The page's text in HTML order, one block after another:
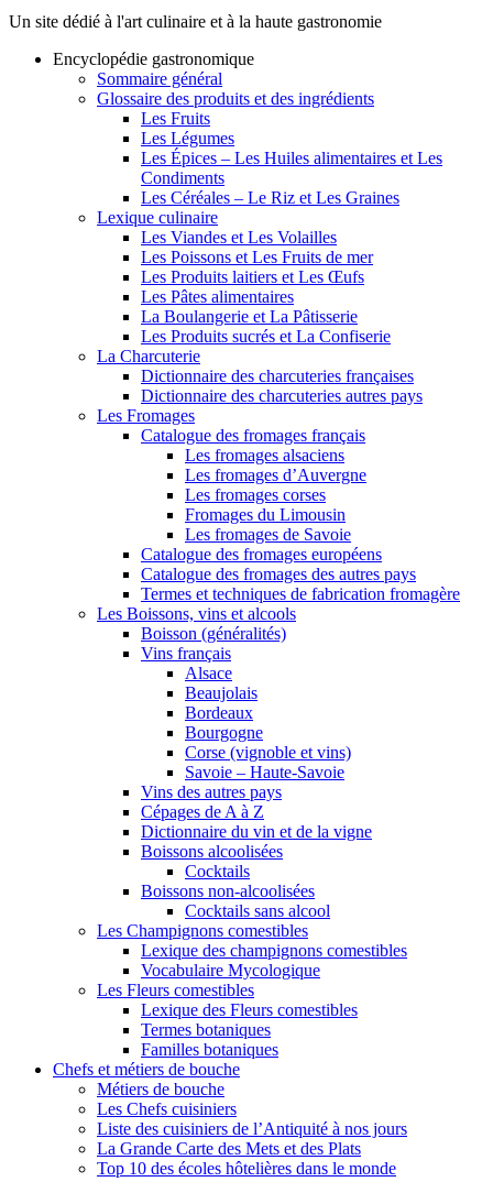
Un site dédié à l'art culinaire et à la haute gastronomie
Encyclopédie gastronomique
Sommaire général
Glossaire des produits et des ingrédients
Les Fruits
Les Légumes
Les Épices – Les Huiles alimentaires et Les
Condiments
Les Céréales – Le Riz et Les Graines
Lexique culinaire
Les Viandes et Les Volailles
Les Poissons et Les Fruits de mer
Les Produits laitiers et Les Œufs
Les Pâtes alimentaires
La Boulangerie et La Pâtisserie
Les Produits sucrés et La Confiserie
La Charcuterie
Dictionnaire des charcuteries françaises
Dictionnaire des charcuteries autres pays
Les Fromages
Catalogue des fromages français
Les fromages alsaciens
Les fromages d’Auvergne
Les fromages corses
Fromages du Limousin
Les fromages de Savoie
Catalogue des fromages européens
Catalogue des fromages des autres pays
Termes et techniques de fabrication fromagère
Les Boissons, vins et alcools
Boisson (généralités)
Vins français
Alsace
Beaujolais
Bordeaux
Bourgogne
Corse (vignoble et vins)
Savoie – Haute-Savoie
Vins des autres pays
Cépages de A à Z
Dictionnaire du vin et de la vigne
Boissons alcoolisées
Cocktails
Boissons non-alcoolisées
Cocktails sans alcool
Les Champignons comestibles
Lexique des champignons comestibles
Vocabulaire Mycologique
Les Fleurs comestibles
Lexique des Fleurs comestibles
Termes botaniques
Familles botaniques
Chefs et métiers de bouche
Métiers de bouche
Les Chefs cuisiniers
Liste des cuisiniers de l’Antiquité à nos jours
La Grande Carte des Mets et des Plats
Top 10 des écoles hôtelières dans le monde